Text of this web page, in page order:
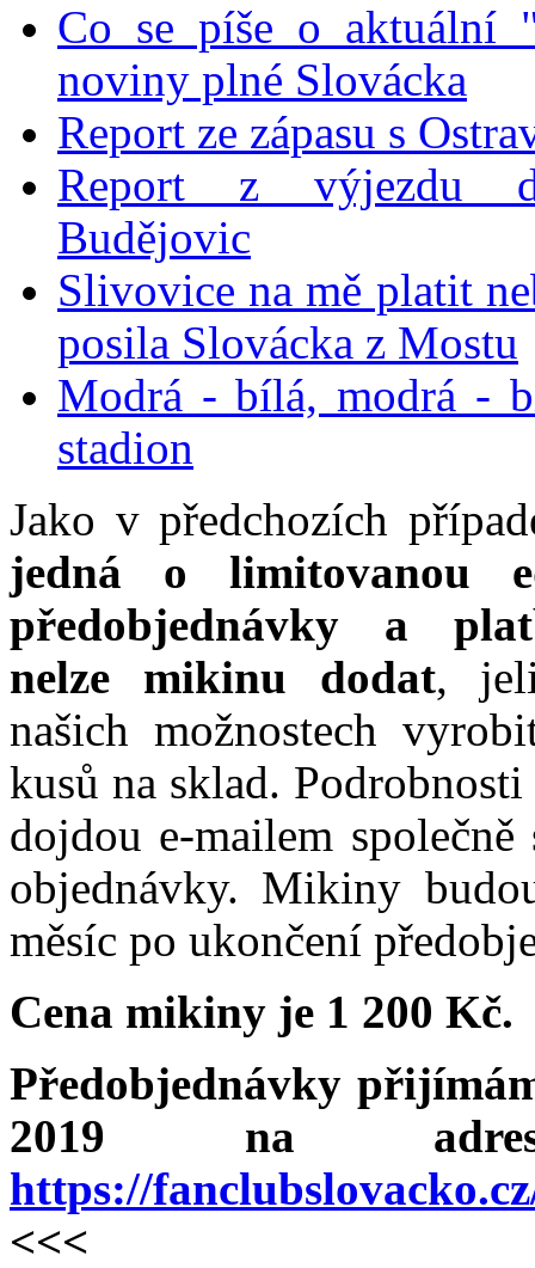
Co se píše o aktuální
noviny plné Slovácka
Report ze zápasu s
Report z výjezdu
Budějovic
Slivovice na mě platit
posila Slovácka z Mostu
Modrá - bílá, modrá -
stadion
Jako v předchozích
jedná o limitovanou
předobjednávky a
nelze mikinu dodat,
našich možnostech
kusů na sklad.
dojdou e-mailem
objednávky. Mikiny
měsíc po ukončení
Cena mikiny je 1 200 Kč.
Předobjednávky
2019 na
https://
<<<